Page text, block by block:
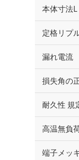
本体寸法L
定格リプ
漏れ電流
損失角の
耐久性 規
高温無負
端子メッ